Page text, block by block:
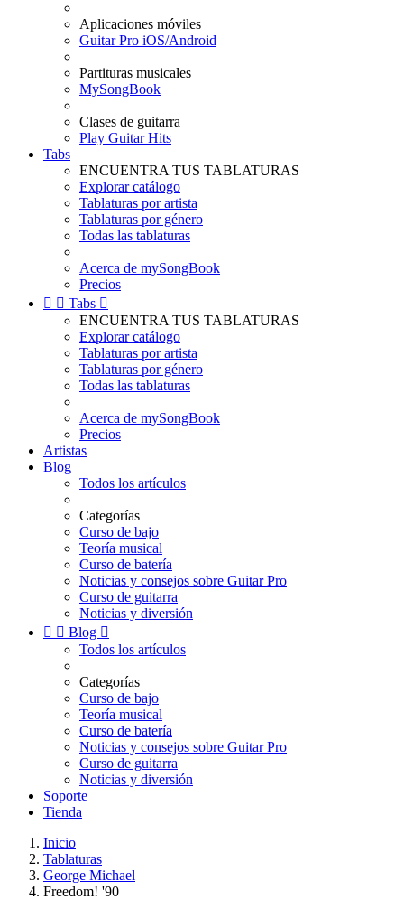
Aplicaciones móviles
Guitar Pro iOS/Android
Partituras musicales
MySongBook
Clases de guitarra
Play Guitar Hits
Tabs
ENCUENTRA TUS TABLATURAS
Explorar catálogo
Tablaturas por artista
Tablaturas por género
Todas las tablaturas
Acerca de mySongBook
Precios
  Tabs 
ENCUENTRA TUS TABLATURAS
Explorar catálogo
Tablaturas por artista
Tablaturas por género
Todas las tablaturas
Acerca de mySongBook
Precios
Artistas
Blog
Todos los artículos
Categorías
Curso de bajo
Teoría musical
Curso de batería
Noticias y consejos sobre Guitar Pro
Curso de guitarra
Noticias y diversión
  Blog 
Todos los artículos
Categorías
Curso de bajo
Teoría musical
Curso de batería
Noticias y consejos sobre Guitar Pro
Curso de guitarra
Noticias y diversión
Soporte
Tienda
Inicio
Tablaturas
George Michael
Freedom! '90